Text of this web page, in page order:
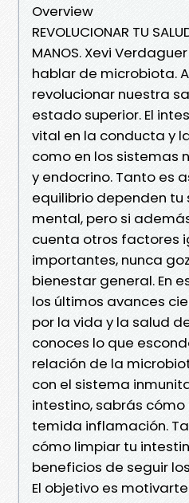
Overview
REVOLUCIONAR TU
MANOS. Xevi
hablar de microbiota.
revolucionar nuestra
estado superior. El
vital en la conducta y
como en los sistemas
y endocrino. Tanto es
equilibrio dependen tu
mental, pero si
cuenta otros factores
importantes, nunca
bienestar general. En
los últimos avances
por la vida y la salud
conoces lo que
relación de la
con el sistema
intestino, sabrás
temida inflamación.
cómo limpiar tu
beneficios de seguir
El objetivo es